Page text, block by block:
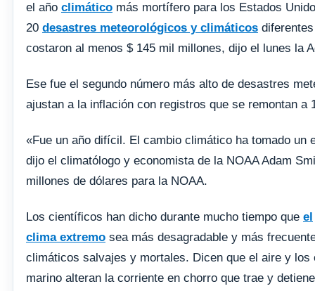
el año climático más mortífero para los Estados
20 desastres meteorológicos y climáticos
costaron al menos $ 145 mil millones, dijo el lunes la
Ese fue el segundo número más alto de desastres
ajustan a la inflación con registros que se remontan a
«Fue un año difícil. El cambio climático ha tomado un
dijo el climatólogo y economista de la NOAA Adam
millones de dólares para la NOAA.
Los científicos han dicho durante mucho tiempo que el
clima extremo sea más desagradable y más
climáticos salvajes y mortales. Dicen que el aire y
marino alteran la corriente en chorro que trae y